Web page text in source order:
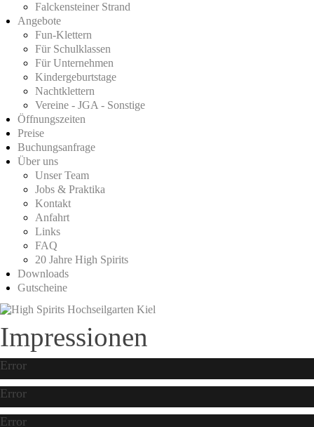
Falckensteiner Strand
Angebote
Fun-Klettern
Für Schulklassen
Für Unternehmen
Kindergeburtstage
Nachtklettern
Vereine - JGA - Sonstige
Öffnungszeiten
Preise
Buchungsanfrage
Über uns
Unser Team
Jobs & Praktika
Kontakt
Anfahrt
Links
FAQ
20 Jahre High Spirits
Downloads
Gutscheine
Impressionen
Error
Error
Error